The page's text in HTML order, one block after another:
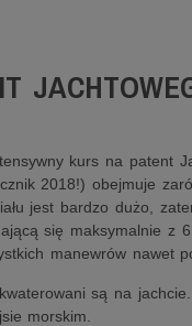
kurs na patent
2018!) obejmuje
jest bardzo dużo,
się maksymalnie z
manewrów nawet
są na
morskim.